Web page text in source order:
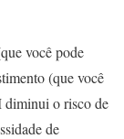
você pode
(que você
diminui o risco de
de